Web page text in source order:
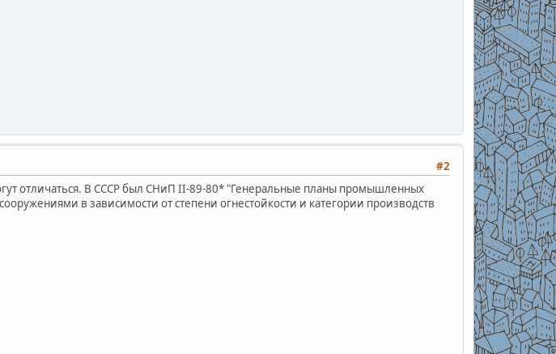
#2
отличаться. В СССР был СНиП II-89-80* "Генеральные планы промышленных
в зависимости от степени огнестойкости и категории производств